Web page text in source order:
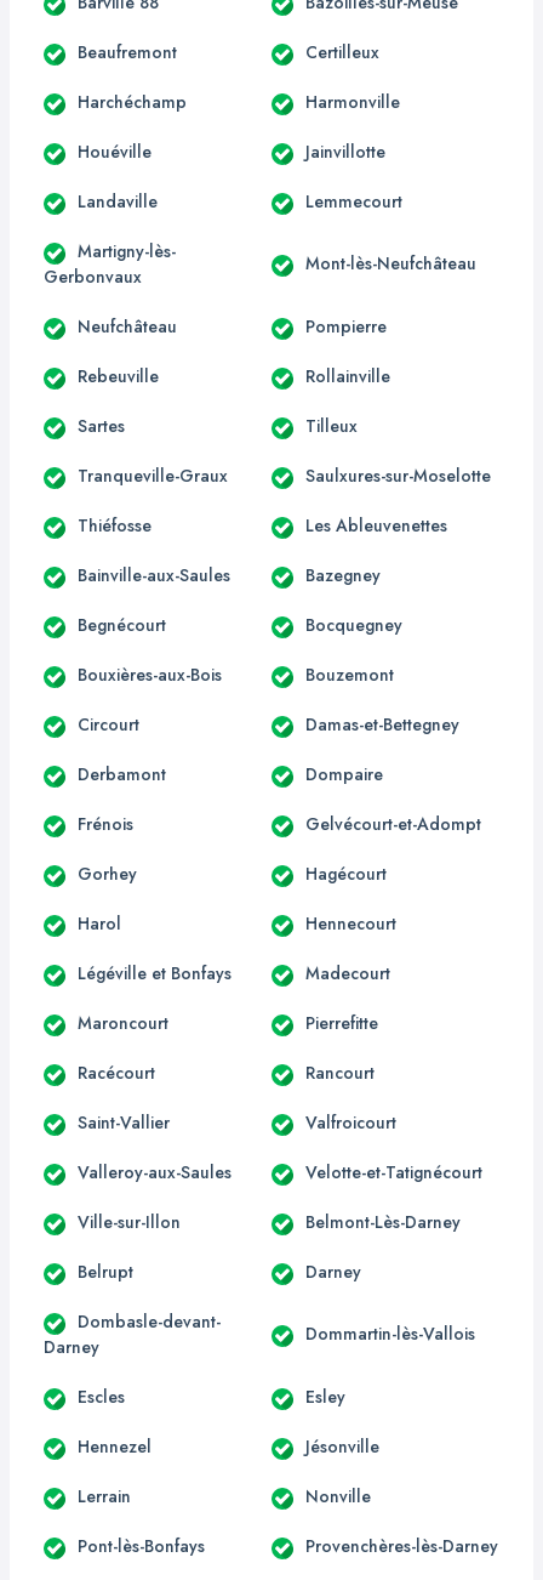
Beaufremont Certilleux
Harchéchamp Harmonville
Houéville Jainvillotte
Landaville Lemmecourt
Martigny-lès-
Gerbonvaux
Mont-lès-Neufchâteau
Neufchâteau Pompierre
Rebeuville Rollainville
Sartes Tilleux
Tranqueville-Graux Saulxures-sur-Moselotte
Thiéfosse Les Ableuvenettes
Bainville-aux-Saules Bazegney
Begnécourt Bocquegney
Bouxières-aux-Bois Bouzemont
Circourt Damas-et-Bettegney
Derbamont Dompaire
Frénois Gelvécourt-et-Adompt
Gorhey Hagécourt
Harol Hennecourt
Légéville et Bonfays Madecourt
Maroncourt Pierrefitte
Racécourt Rancourt
Saint-Vallier Valfroicourt
Valleroy-aux-Saules Velotte-et-Tatignécourt
Ville-sur-Illon Belmont-Lès-Darney
Belrupt Darney
Dombasle-devant-
Darney
Dommartin-lès-Vallois
Escles Esley
Hennezel Jésonville
Lerrain Nonville
Pont-lès-Bonfays Provenchères-lès-Darney